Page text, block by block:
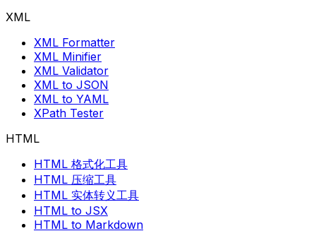
XML
XML Formatter
XML Minifier
XML Validator
XML to JSON
XML to YAML
XPath Tester
HTML
HTML 格式化工具
HTML 压缩工具
HTML 实体转义工具
HTML to JSX
HTML to Markdown